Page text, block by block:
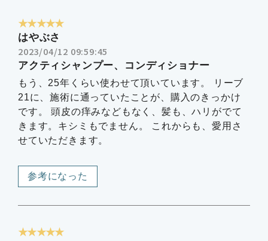
★★★★★
はやぶさ
2023/04/12 09:59:45
アクティシャンプー、コンディショナー
もう、25年くらい使わせて頂いています。 リーブ
21に、施術に通っていたことが、購入のきっかけ
です。 頭皮の痒みなどもなく、髪も、ハリがでて
きます。キシミもでません。 これからも、愛用さ
せていただきます。
参考になった
★★★★★